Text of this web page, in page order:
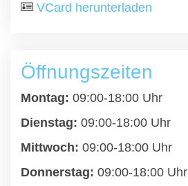
VCard herunterladen
Öffnungszeiten
Montag: 09:00-18:00 Uhr
Dienstag: 09:00-18:00 Uhr
Mittwoch: 09:00-18:00 Uhr
Donnerstag: 09:00-18:00 Uhr